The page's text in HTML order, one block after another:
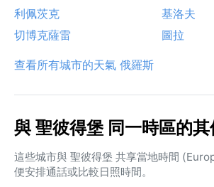
利佩茨克
基洛夫
切博克薩雷
圖拉
查看所有城市的天氣 俄羅斯
與 聖彼得堡 同一時區的
這些城市與 聖彼得堡 共享當地時間
便安排通話或比較日照時間。